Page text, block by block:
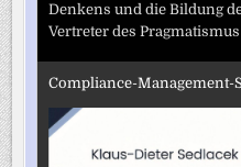
Denkens und die Bildung
Vertreter des Pragmatismus
Compliance-Management-